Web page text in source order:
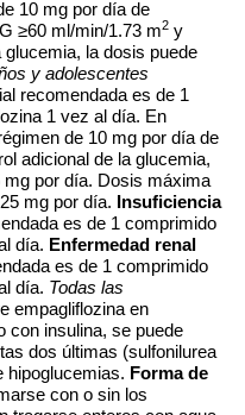
10 mg por día de
≥60 ml/min/1.73 m2 y
glucemia, la dosis puede
y adolescentes
recomendada es de 1
1 vez al día. En
de 10 mg por día de
adicional de la glucemia,
por día. Dosis máxima
mg por día. Insuficiencia
es de 1 comprimido
día. Enfermedad renal
es de 1 comprimido
día. Todas las
empagliflozina en
con insulina, se puede
dos últimas (sulfonilurea
hipoglucemias. Forma de
con o sin los